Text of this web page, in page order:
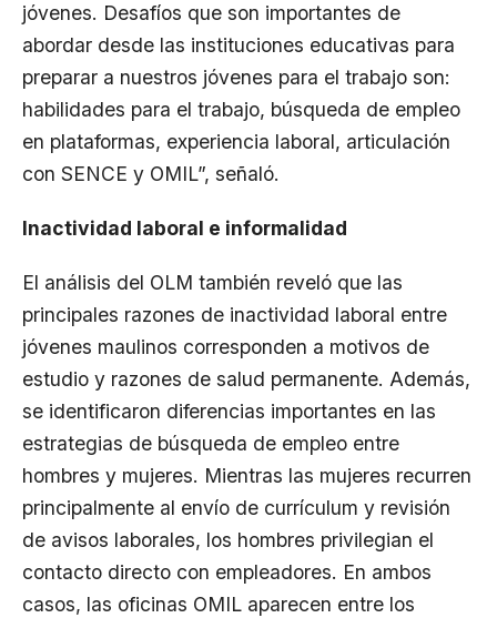
jóvenes. Desafíos que son importantes de
abordar desde las instituciones educativas para
preparar a nuestros jóvenes para el trabajo son:
habilidades para el trabajo, búsqueda de empleo
en plataformas, experiencia laboral, articulación
con SENCE y OMIL”, señaló.
Inactividad laboral e informalidad
El análisis del OLM también reveló que las
principales razones de inactividad laboral entre
jóvenes maulinos corresponden a motivos de
estudio y razones de salud permanente. Además,
se identificaron diferencias importantes en las
estrategias de búsqueda de empleo entre
hombres y mujeres. Mientras las mujeres recurren
principalmente al envío de currículum y revisión
de avisos laborales, los hombres privilegian el
contacto directo con empleadores. En ambos
casos, las oficinas OMIL aparecen entre los